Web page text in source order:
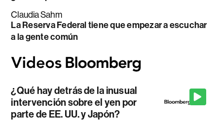
Claudia Sahm
La Reserva Federal tiene que empezar a escuchar
a la gente común
¿Qué hay detrás de la inusual
intervención sobre el yen por
parte de EE. UU. y Japón?